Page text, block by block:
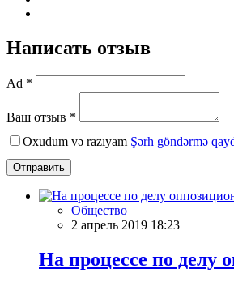
Написать отзыв
Ad *
Ваш отзыв *
Oxudum və razıyam Şərh göndərmə
Отправить
Общество
2 апрель 2019 18:23
На процессе по делу